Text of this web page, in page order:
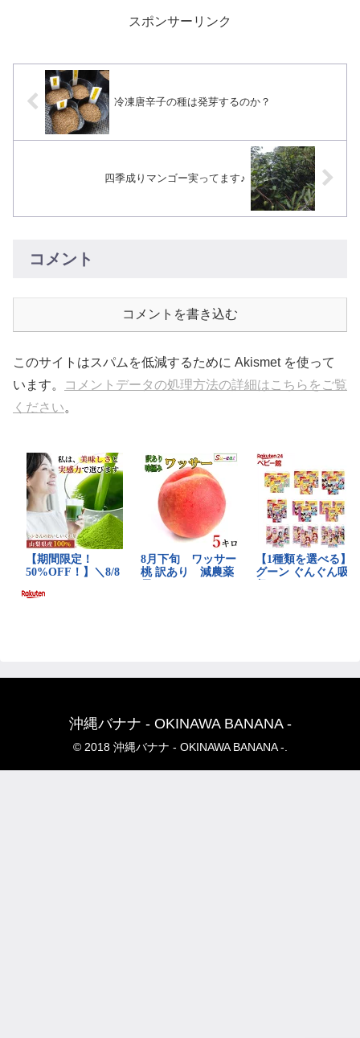
スポンサーリンク
冷凍唐辛子の種は発芽するのか？
四季成りマンゴー実ってます♪
コメント
コメントを書き込む
このサイトはスパムを低減するために Akismet を使って
います。
コメントデータの処理方法の詳細はこちらをご覧
ください。
沖縄バナナ - OKINAWA BANANA -
© 2018 沖縄バナナ - OKINAWA BANANA -.